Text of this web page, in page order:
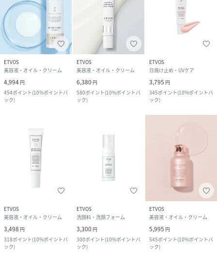
ETVOS
美容液・オイル・クリーム
4,994 円
454ポイント(10%ポイントバ
ック)
ETVOS
美容液・オイル・クリーム
6,380 円
580ポイント(10%ポイントバ
ック)
ETVOS
日焼け止め・UVケア
3,795 円
345ポイント(10%ポイントバ
ック)
ETVOS
美容液・オイル・クリーム
3,498 円
318ポイント(10%ポイントバ
ック)
ETVOS
洗顔料・洗顔フォーム
3,300 円
300ポイント(10%ポイントバ
ック)
ETVOS
美容液・オイル・クリーム
5,995 円
545ポイント(10%ポイントバ
ック)